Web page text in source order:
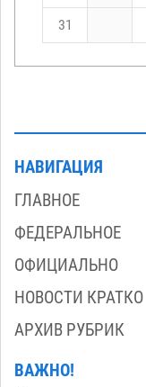
31
НАВИГАЦИЯ
ГЛАВНОЕ
ФЕДЕРАЛЬНОЕ
ОФИЦИАЛЬНО
НОВОСТИ КРАТКО
АРХИВ РУБРИК
ВАЖНО!